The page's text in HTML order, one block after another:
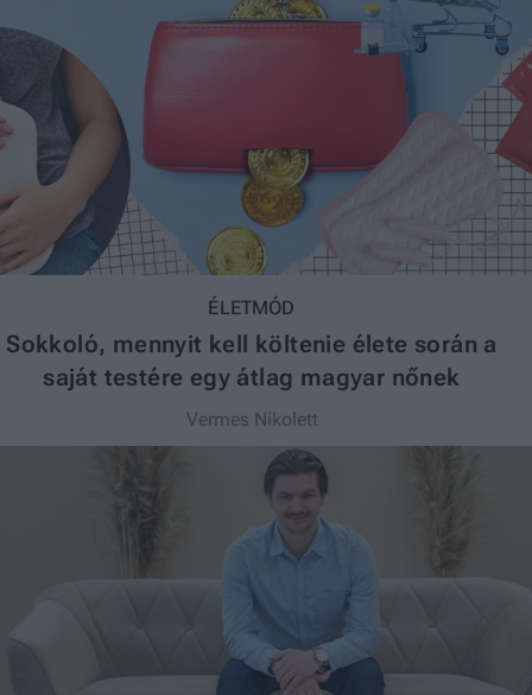
ÉLETMÓD
Sokkoló, mennyit kell költenie élete során a
saját testére egy átlag magyar nőnek
Vermes Nikolett